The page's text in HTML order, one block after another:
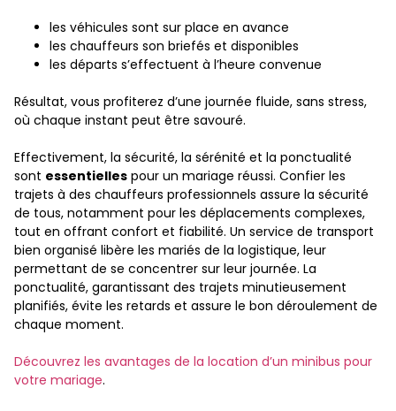
les véhicules sont sur place en avance
les chauffeurs son briefés et disponibles
les départs s’effectuent à l’heure convenue
Résultat, vous profiterez d’une journée fluide, sans stress,
où chaque instant peut être savouré.
Effectivement, la sécurité, la sérénité et la ponctualité
sont essentielles pour un mariage réussi. Confier les
trajets à des chauffeurs professionnels assure la sécurité
de tous, notamment pour les déplacements complexes,
tout en offrant confort et fiabilité. Un service de transport
bien organisé libère les mariés de la logistique, leur
permettant de se concentrer sur leur journée. La
ponctualité, garantissant des trajets minutieusement
planifiés, évite les retards et assure le bon déroulement de
chaque moment.
Découvrez les avantages de la location d’un minibus pour
votre mariage.